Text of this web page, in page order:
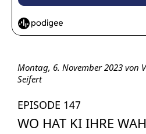
Montag, 6. November 2023 von
Seifert
EPISODE 147
WO HAT KI IHRE